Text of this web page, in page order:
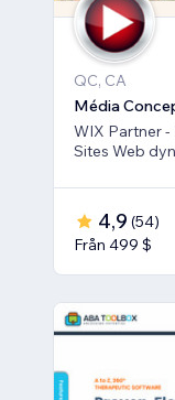
QC, CA
Média
WIX Partner
Sites Web
4,9 (54)
Från 499 $